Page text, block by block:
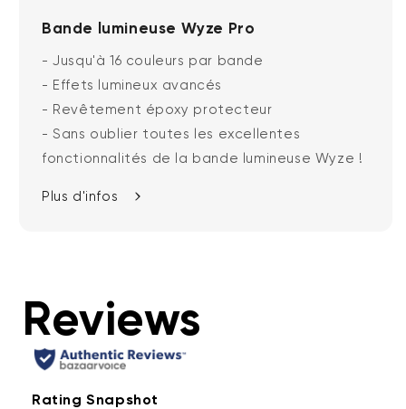
Bande lumineuse Wyze Pro
- Jusqu'à 16 couleurs par bande
- Effets lumineux avancés
- Revêtement époxy protecteur
- Sans oublier toutes les excellentes
fonctionnalités de la bande lumineuse Wyze !
Plus d'infos